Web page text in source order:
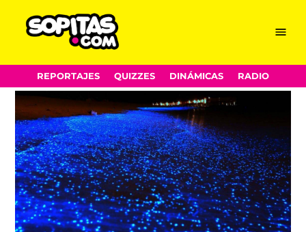
Skip
to
content
Menu
REPORTAJES QUIZZES DINÁMICAS RADIO